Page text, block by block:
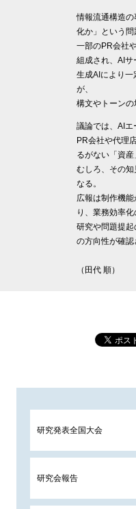
情報流通構造
化か」という
一部のPR会社
組成され、AIサ
生成AIにより一
が、
構文やトーンの
議論では、AIエ
PR会社や代理
るがない「資産
むしろ、その
なる。
広報は制作機
り、業務効率化
研究や問題提
の方向性が確認
（田代 順）
研究発表全国大会
研究会報告